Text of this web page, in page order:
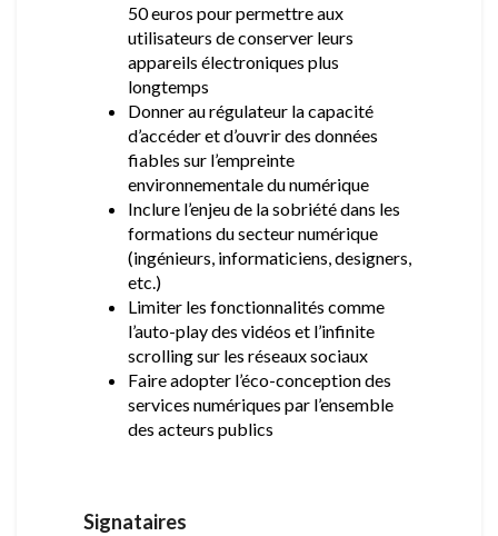
50 euros pour permettre aux
utilisateurs de conserver leurs
appareils électroniques plus
longtemps
Donner au régulateur la capacité
d’accéder et d’ouvrir des données
fiables sur l’empreinte
environnementale du numérique
Inclure l’enjeu de la sobriété dans les
formations du secteur numérique
(ingénieurs, informaticiens, designers,
etc.)
Limiter les fonctionnalités comme
l’auto-play des vidéos et l’infinite
scrolling sur les réseaux sociaux
Faire adopter l’éco-conception des
services numériques par l’ensemble
des acteurs publics
Signataires